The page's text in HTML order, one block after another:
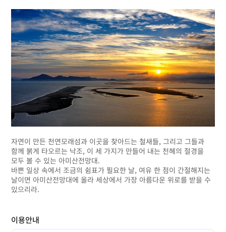
자연이 만든 천연모래섬과 이곳을 찾아드는 철새들, 그리고 그들과
함께 붉게 타오르는 낙조, 이 세 가지가 만들어 내는 천혜의 절경을
모두 볼 수 있는 아미산전망대.
바쁜 일상 속에서 조금의 쉼표가 필요한 날, 여유 한 점이 간절해지는
날이면 아미산전망대에 올라 세상에서 가장 아름다운 위로를 받을 수
있으리라.
이용안내